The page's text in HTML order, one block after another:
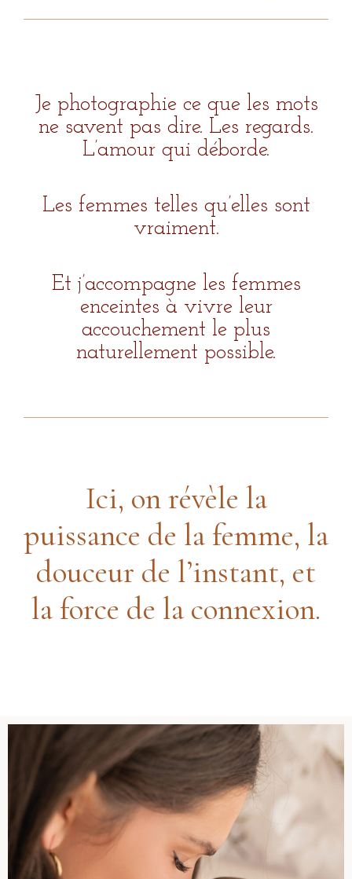
Je photographie ce que les mots
ne savent pas dire. Les regards.
L’amour qui déborde.
Les femmes telles qu’elles sont
vraiment.
Et j’accompagne les femmes
enceintes à vivre leur
accouchement le plus
naturellement possible.
Ici, on révèle la
puissance de la femme, la
douceur de l’instant, et
la force de la connexion.